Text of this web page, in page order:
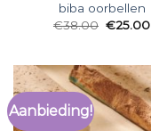
biba oorbellen
€38.00 €25.00
Aanbieding!